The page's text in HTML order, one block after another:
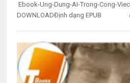
Ebook-Ung-Dung-AI-Trong-Cong-
DOWNLOADĐịnh dạng EPUB